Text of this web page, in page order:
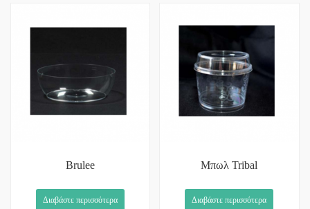
Brulee
Διαβάστε περισσότερα
Μπωλ Tribal
Διαβάστε περισσότερα